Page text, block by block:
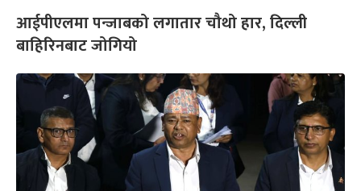
आईपीएलमा पन्जाबको लगातार चौथो हार, दिल्ली
बाहिरिनबाट जोगियो